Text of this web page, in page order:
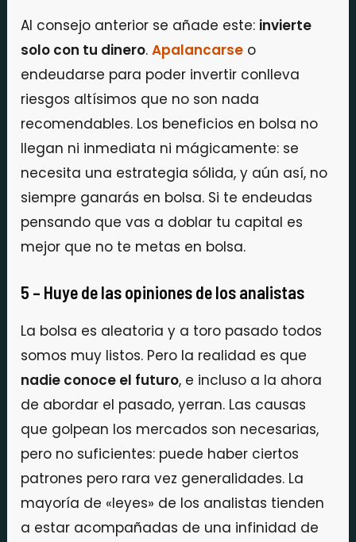
Al consejo anterior se añade este: invierte
solo con tu dinero.Apalancarse o
endeudarse para poder invertir conlleva
riesgos altísimos que no son nada
recomendables. Los beneficios en bolsa no
llegan ni inmediata ni mágicamente: se
necesita una estrategia sólida, y aún así, no
siempre ganarás en bolsa. Si te endeudas
pensando que vas a doblar tu capital es
mejor que no te metas en bolsa.
5 – Huye de las opiniones de los analistas
La bolsa es aleatoria y a toro pasado todos
somos muy listos. Pero la realidad es que
nadie conoce el futuro, e incluso a la ahora
de abordar el pasado, yerran. Las causas
que golpean los mercados son necesarias,
pero no suficientes: puede haber ciertos
patrones pero rara vez generalidades. La
mayoría de «leyes» de los analistas tienden
a estar acompañadas de una infinidad de